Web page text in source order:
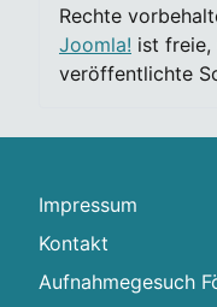
Rechte
Joomla! ist freie,
veröffentlichte
Impressum
Kontakt
Aufnahmegesuch